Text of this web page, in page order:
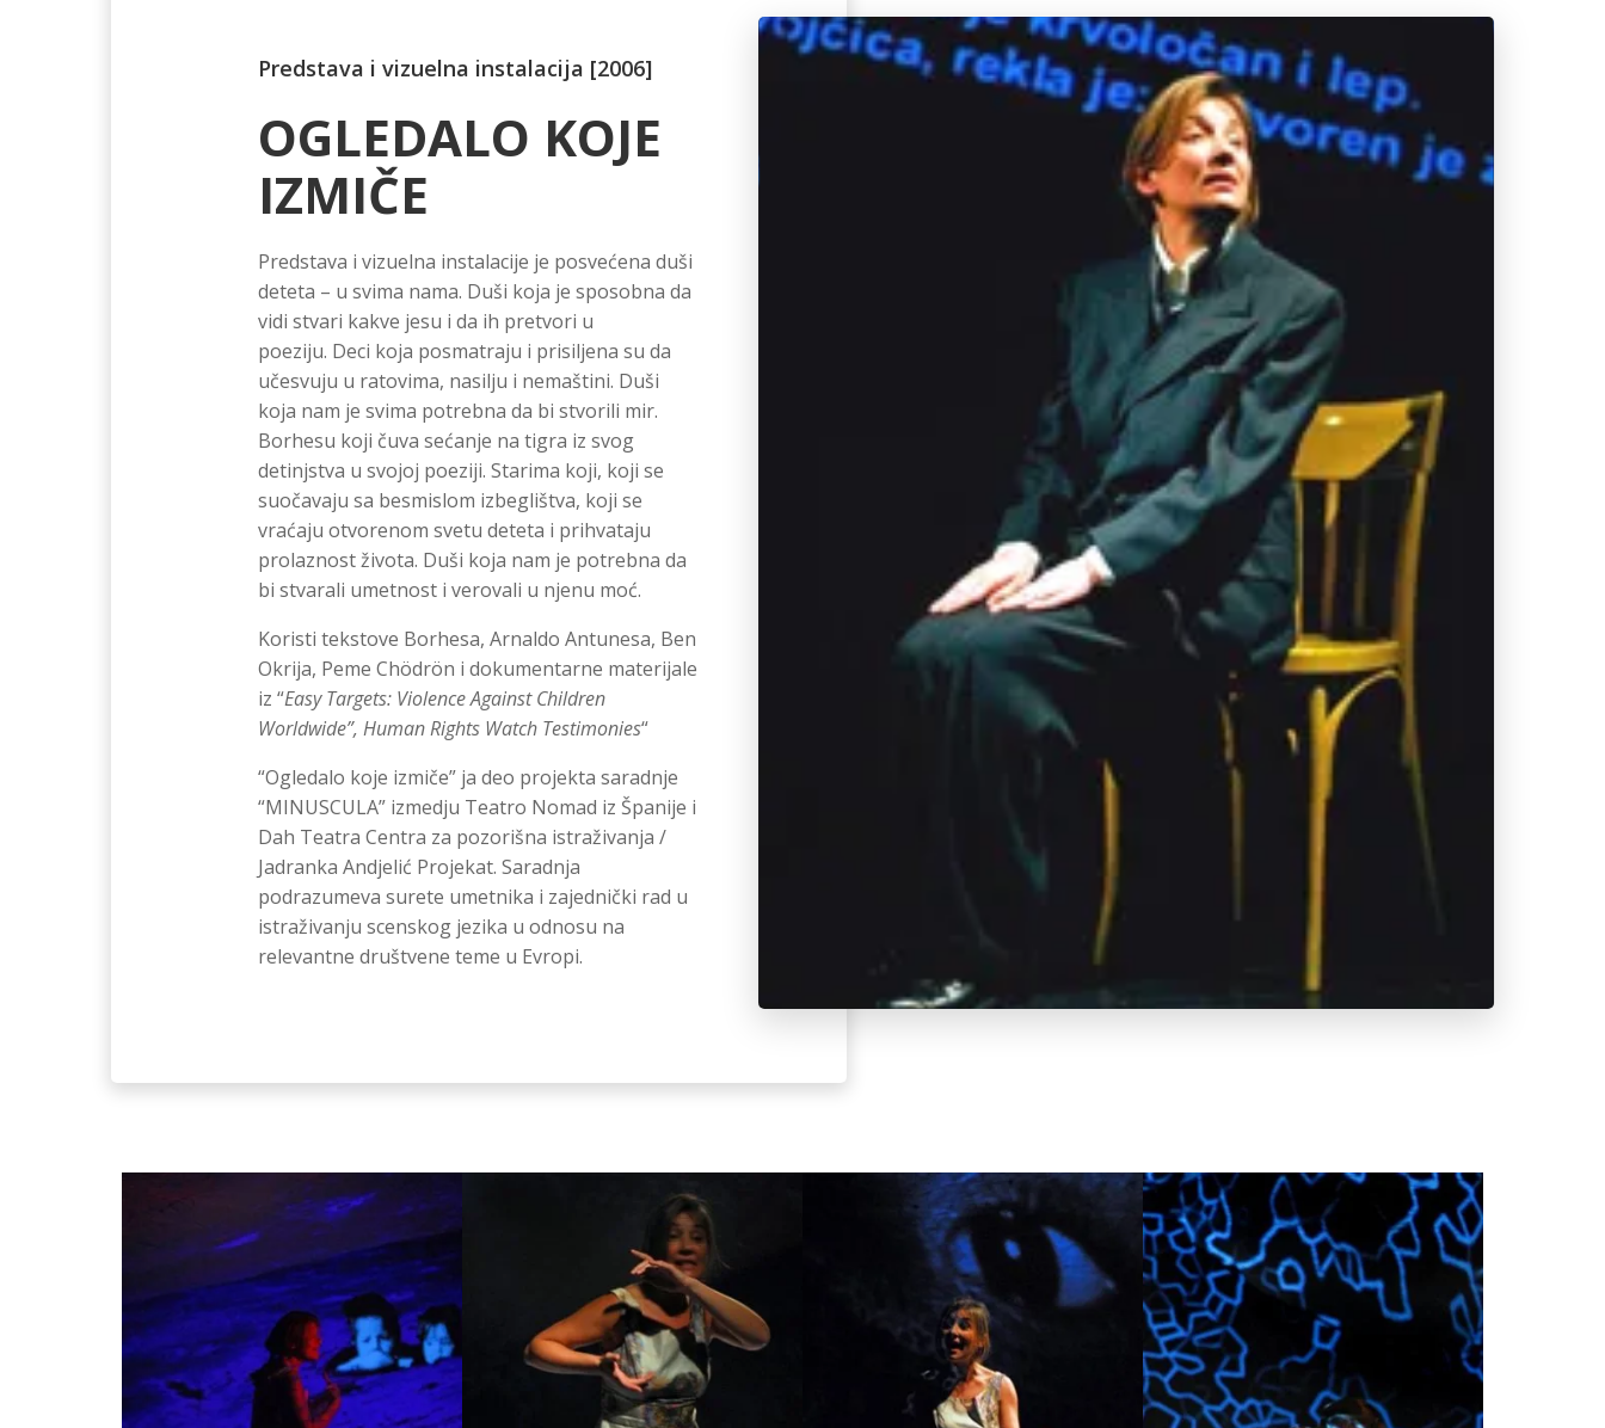
Predstava i vizuelna instalacija [2006]
OGLEDALO KOJE
IZMIČE
Predstava i vizuelna instalacije je posvećena duši
deteta – u svima nama. Duši koja je sposobna da
vidi stvari kakve jesu i da ih pretvori u
poeziju. Deci koja posmatraju i prisiljena su da
učesvuju u ratovima, nasilju i nemaštini. Duši
koja nam je svima potrebna da bi stvorili mir.
Borhesu koji čuva sećanje na tigra iz svog
detinjstva u svojoj poeziji. Starima koji, koji se
suočavaju sa besmislom izbeglištva, koji se
vraćaju otvorenom svetu deteta i prihvataju
prolaznost života. Duši koja nam je potrebna da
bi stvarali umetnost i verovali u njenu moć.
Koristi tekstove Borhesa, Arnaldo Antunesa, Ben
Okrija, Peme Chödrön i dokumentarne materijale
iz “Easy Targets: Violence Against Children
Worldwide”, Human Rights Watch Testimonies“
“Ogledalo koje izmiče” ja deo projekta saradnje
“MINUSCULA” izmedju Teatro Nomad iz Španije i
Dah Teatra Centra za pozorišna istraživanja /
Jadranka Andjelić Projekat. Saradnja
podrazumeva surete umetnika i zajednički rad u
istraživanju scenskog jezika u odnosu na
relevantne društvene teme u Evropi.